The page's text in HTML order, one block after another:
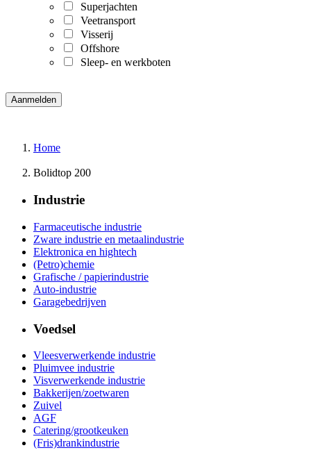
Superjachten
Veetransport
Visserij
Offshore
Sleep- en werkboten
Home
Bolidtop 200
Industrie
Farmaceutische industrie
Zware industrie en metaalindustrie
Elektronica en hightech
(Petro)chemie
Grafische / papierindustrie
Auto-industrie
Garagebedrijven
Voedsel
Vleesverwerkende industrie
Pluimvee industrie
Visverwerkende industrie
Bakkerijen/zoetwaren
Zuivel
AGF
Catering/grootkeuken
(Fris)drankindustrie